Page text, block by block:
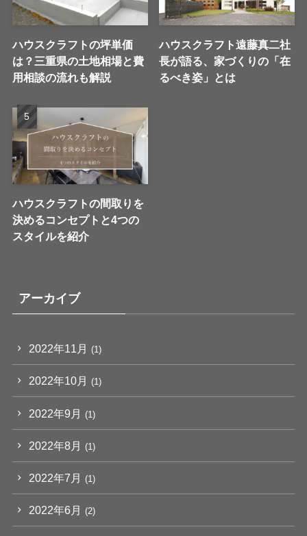
ハウスクラフトの坪単価
は？三重県の土地相場と費
用相談の流れも解説
ハウスクラフト遠藤真二社
長が語る、家づくりの「在
るべき姿」とは
ハウスクラフトの間取りを
決めるコンセプトと4つの
スタイルを紹介
アーカイブ
2022年11月 (1)
2022年10月 (1)
2022年9月 (1)
2022年8月 (1)
2022年7月 (1)
2022年6月 (2)